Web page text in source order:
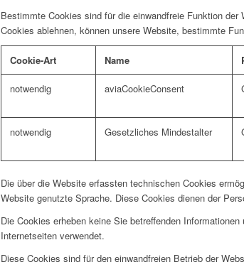
Bestimmte Cookies sind für die einwandfreie Funktion
Cookies ablehnen, können unsere Website, bestimmte
Cookie-Art Name
notwendig aviaCookieConsent
notwendig Gesetzliches Mindestalter
Die über die Website erfassten technischen Cookies
Website genutzte Sprache. Diese Cookies dienen der
Die Cookies erheben keine Sie betreffenden
Internetseiten verwendet.
Diese Cookies sind für den einwandfreien Betrieb der